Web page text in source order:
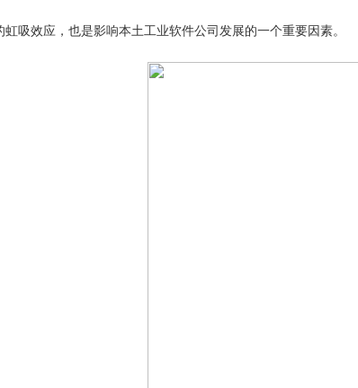
吸效应，也是影响本土工业软件公司发展的一个重要因素。